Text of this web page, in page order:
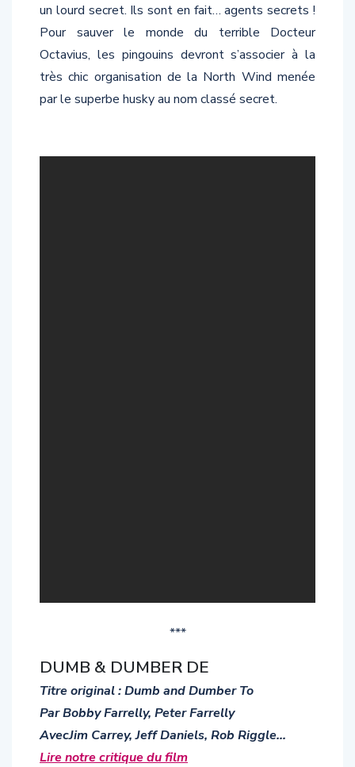
un lourd secret. Ils sont en fait… agents secrets !
Pour sauver le monde du terrible Docteur
Octavius, les pingouins devront s’associer à la
très chic organisation de la North Wind menée
par le superbe husky au nom classé secret.
***
DUMB & DUMBER DE
Titre original : Dumb and Dumber To
Par Bobby Farrelly, Peter Farrelly
AvecJim Carrey, Jeff Daniels, Rob Riggle…
Lire notre critique du film